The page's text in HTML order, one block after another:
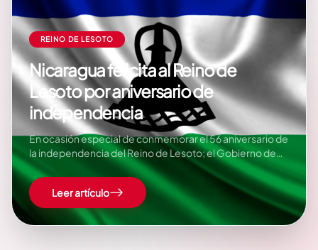
REINO DE LESOTO
Nicaragua felicita al Reino de
Lesoto por aniversario de
independencia
En ocasión especial de conmemorar el 56 aniversario de
la independencia del Reino de Lesoto; el Gobierno de
Nicaragua envió un mensaje donde expresó sus
felicitaciones y reiteró su compromiso de fortalece los
lazos de cooperación. «En celebración de su Día
Nacional, Día de Patriotismo, dignidad y decoro
nacional,…
Leer artículo